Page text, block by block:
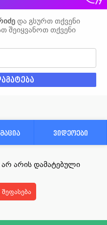
და გსურთ თქვენი
შეიყვანოთ თქვენი
ვიდეოები
არ არის დამატებული